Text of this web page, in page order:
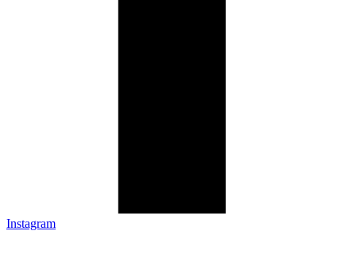
Instagram